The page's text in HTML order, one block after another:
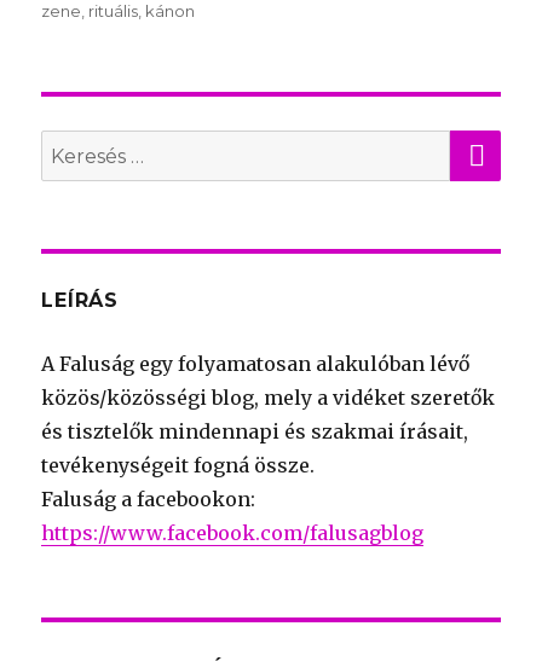
zene rituális kánon
Search
for:
LEÍRÁS
A Faluság egy folyamatosan alakulóban lévő
közös/közösségi blog, mely a vidéket szeretők
és tisztelők mindennapi és szakmai írásait,
tevékenységeit fogná össze.
Faluság a facebookon:
https://www.facebook.com/falusagblog